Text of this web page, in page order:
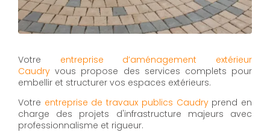
Votre entreprise d’aménagement extérieur
Caudry vous propose des services complets pour
embellir et structurer vos espaces extérieurs.
Votre entreprise de travaux publics Caudryprend en
charge des projets d'infrastructure majeurs avec
professionnalisme et rigueur.